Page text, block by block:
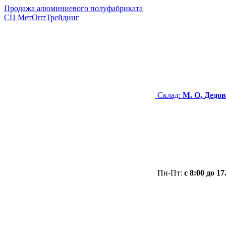
Продажа алюминиевого полуфабриката
СЦ МетОптТрейдинг
Склад: М. О,
Пн-Пт: с 8:00 до